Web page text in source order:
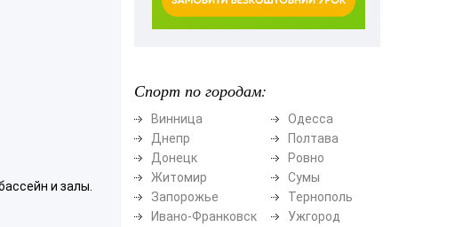
и залы.
Спорт по городам:
Винница
Днепр
Донецк
Житомир
Запорожье
Ивано-Франковск
Одесса
Полтава
Ровно
Сумы
Тернополь
Ужгород